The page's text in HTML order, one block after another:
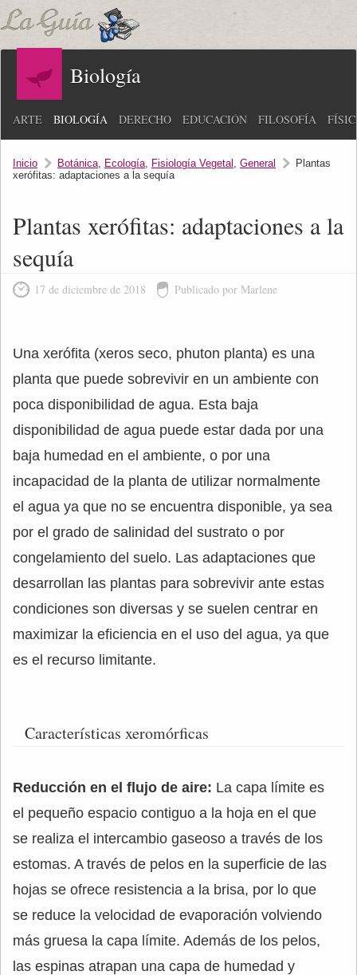
Biología
ARTE BIOLOGÍA DERECHO EDUCACIÓN FILOSOFÍA
Inicio Botánica, Ecología, Fisiología Vegetal , General
Plantas
xerófitas: adaptaciones a la sequía
Plantas xerófitas: adaptaciones a la
sequía
17 de diciembre de 2018 Publicado por Marlene
Una xerófita (xeros seco, phuton planta) es una
planta que puede sobrevivir en un ambiente con
poca disponibilidad de agua. Esta baja
disponibilidad de agua puede estar dada por una
baja humedad en el ambiente, o por una
incapacidad de la planta de utilizar normalmente
el agua ya que no se encuentra disponible, ya sea
por el grado de salinidad del sustrato o por
congelamiento del suelo. Las adaptaciones que
desarrollan las plantas para sobrevivir ante estas
condiciones son diversas y se suelen centrar en
maximizar la eficiencia en el uso del agua, ya que
es el recurso limitante.
Características xeromórficas
Reducción en el flujo de aire: La capa límite es
el pequeño espacio contiguo a la hoja en el que
se realiza el intercambio gaseoso a través de los
estomas. A través de pelos en la superficie de las
hojas se ofrece resistencia a la brisa, por lo que
se reduce la velocidad de evaporación volviendo
más gruesa la capa límite. Además de los pelos,
las espinas atrapan una capa de humedad y